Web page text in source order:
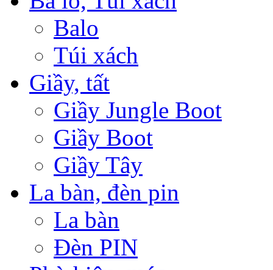
Balo
Túi xách
Giầy, tất
Giầy Jungle Boot
Giầy Boot
Giầy Tây
La bàn, đèn pin
La bàn
Đèn PIN